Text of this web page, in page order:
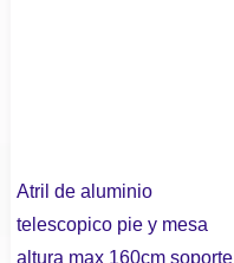
Atril de aluminio
telescopico pie y mesa
altura max 160cm soporte